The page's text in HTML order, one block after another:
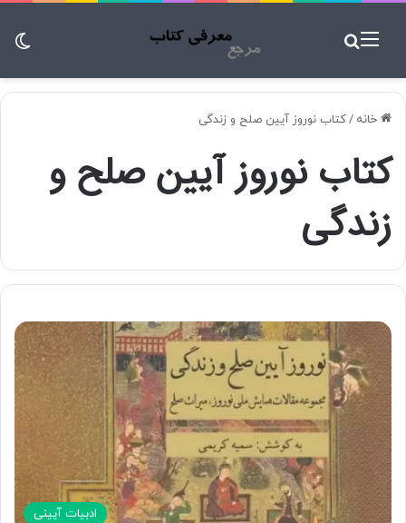
منو
خانه /کتاب نوروز آیین صلح و زندگی
کتاب نوروز آیین صلح و
زندگی
ادبیات آیینی